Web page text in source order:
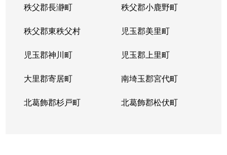
秩父郡長瀞町 秩父郡小鹿野町
秩父郡東秩父村 児玉郡美里町
児玉郡神川町 児玉郡上里町
大里郡寄居町 南埼玉郡宮代町
北葛飾郡杉戸町 北葛飾郡松伏町